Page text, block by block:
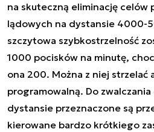
na skuteczną eliminację celów
lądowych na dystansie 4000-
szczytowa szybkostrzelność
1000 pocisków na minutę,
ona 200. Można z niej strzelać
programowalną. Do
dystansie przeznaczone są
kierowane bardzo krótkiego